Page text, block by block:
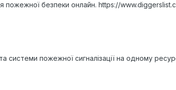
пожежної безпеки онлайн. https://
системи пожежної сигналізації на одному